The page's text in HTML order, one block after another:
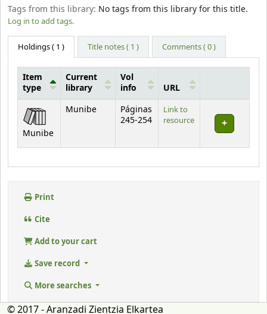
Tags from this library: No tags from this library for this title.
Log in to add tags.
Holdings( 1 ) Title notes ( 1 ) Comments ( 0 )
Holdings
Item
type
Current
library
Vol
info
URL
Munibe
Munibe
Páginas
245-254
Link to
resource
Print
Cite
Add to your cart
Save record
More searches
© 2017 - Aranzadi Zientzia Elkartea